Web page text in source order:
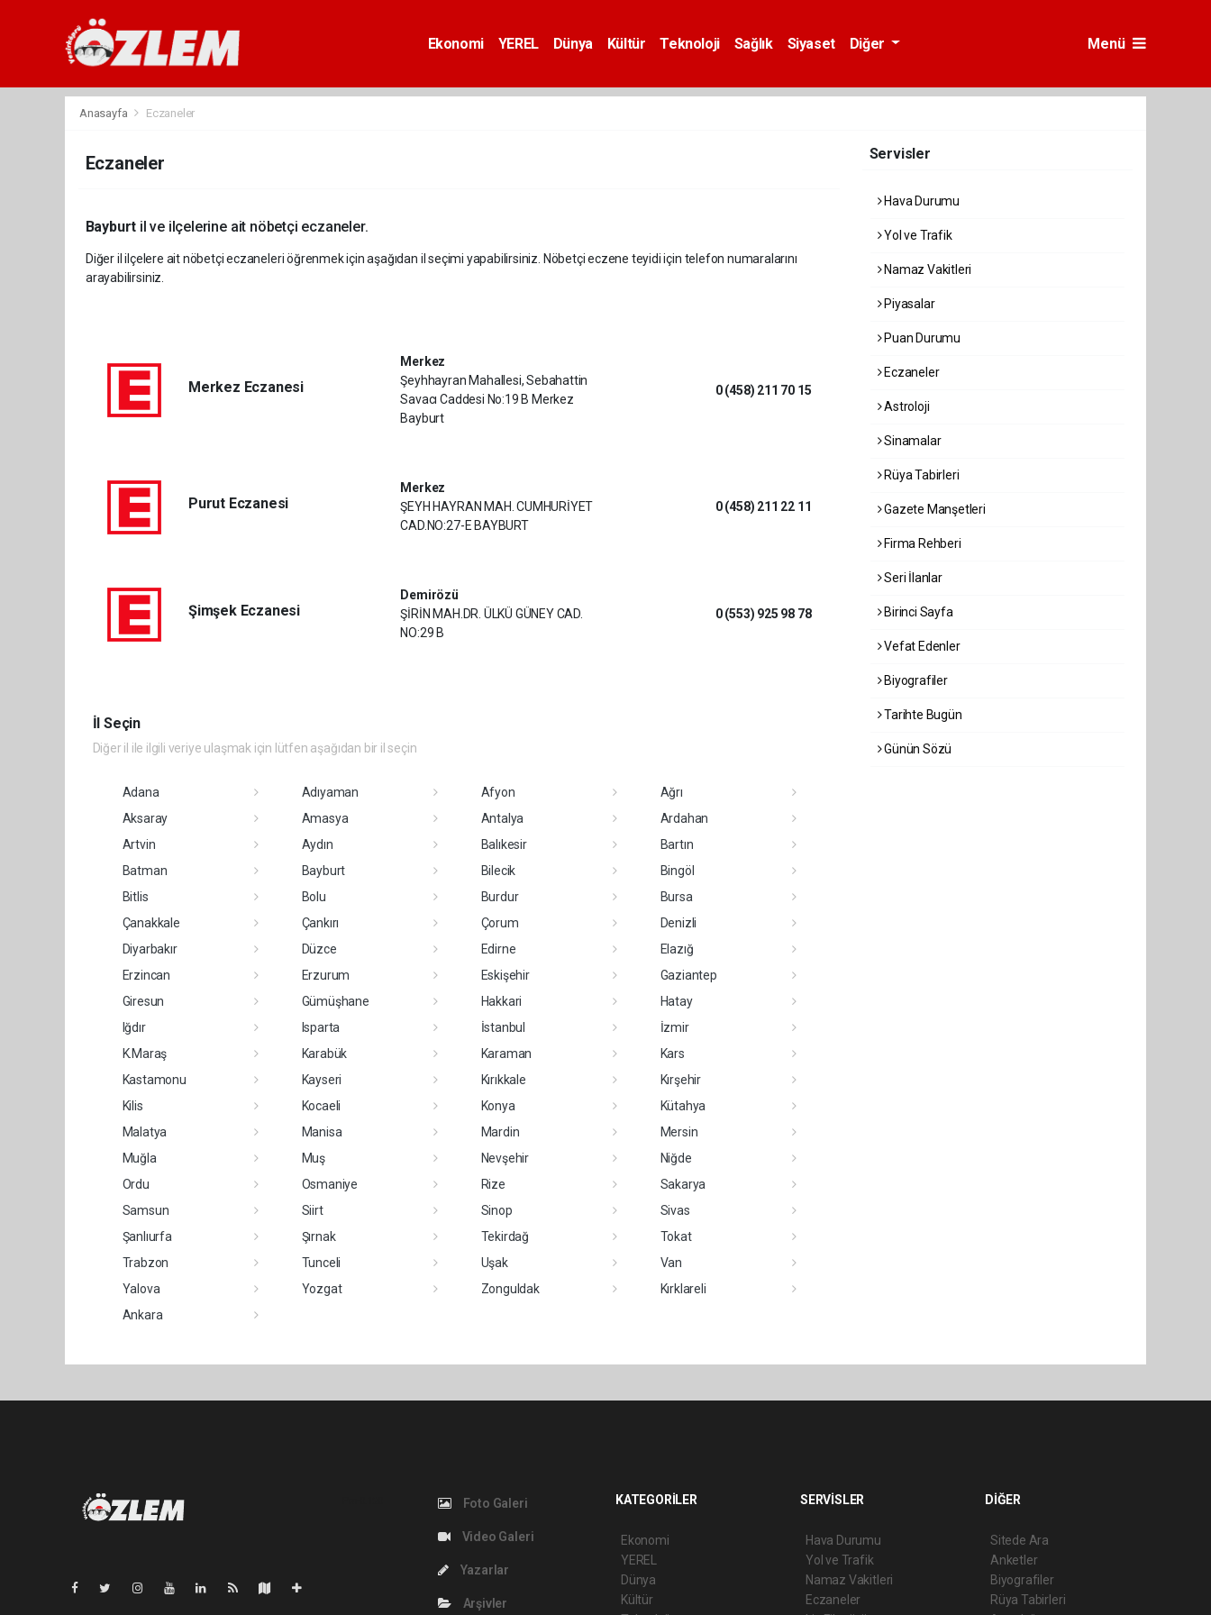
Ekonomi YEREL Dünya Kültür Teknoloji Sağlık Siyaset Diğer Menü
Anasayfa Eczaneler
Eczaneler
Bayburt il ve ilçelerine ait nöbetçi eczaneler.
Diğer il ilçelere ait nöbetçi eczaneleri öğrenmek için aşağıdan il seçimi yapabilirsiniz. Nöbetçi eczene teyidi için telefon numaralarını
arayabilirsiniz.
Merkez Eczanesi
Merkez
Şeyhhayran Mahallesi, Sebahattin
Savacı Caddesi No:19 B Merkez
Bayburt
0 (458) 211 70 15
Purut Eczanesi
Merkez
ŞEYH HAYRAN MAH. CUMHURİYET
CAD.NO:27-E BAYBURT
0 (458) 211 22 11
Şimşek Eczanesi
Demirözü
ŞİRİN MAH.DR. ÜLKÜ GÜNEY CAD.
NO:29 B
0 (553) 925 98 78
İl Seçin
Diğer il ile ilgili veriye ulaşmak için lütfen aşağıdan bir il seçin
Adana Adıyaman Afyon
Ağrı
Aksaray
Amasya Antalya
Ardahan
Artvin
Aydın Balıkesir
Bartın
Batman
Bayburt Bilecik
Bingöl
Bitlis
Bolu Burdur
Bursa
Çanakkale
Çankırı Çorum
Denizli
Diyarbakır
Düzce Edirne
Elazığ
Erzincan
Erzurum Eskişehir
Gaziantep
Giresun
Gümüşhane Hakkari
Hatay
Iğdır
Isparta İstanbul
İzmir
K.Maraş
Karabük Karaman
Kars
Kastamonu
Kayseri Kırıkkale
Kırşehir
Kilis
Kocaeli Konya
Kütahya
Malatya
Manisa Mardin
Mersin
Muğla
Muş Nevşehir
Niğde
Ordu
Osmaniye Rize
Sakarya
Samsun
Siirt Sinop
Sivas
Şanlıurfa
Şırnak Tekirdağ
Tokat
Trabzon
Tunceli Uşak
Van
Yalova
Yozgat Zonguldak
Kırklareli
Ankara
Servisler
Hava Durumu
Yol ve Trafik
Namaz Vakitleri
Piyasalar
Puan Durumu
Eczaneler
Astroloji
Sinamalar
Rüya Tabirleri
Gazete Manşetleri
Firma Rehberi
Seri İlanlar
Birinci Sayfa
Vefat Edenler
Biyografiler
Tarihte Bugün
Günün Sözü
Foto Galeri
Video Galeri
Yazarlar
Arşivler
KATEGORİLER
Ekonomi
YEREL
Dünya
Kültür
SERVİSLER
Hava Durumu
Yol ve Trafik
Namaz Vakitleri
Eczaneler
DİĞER
Sitede Ara
Anketler
Biyografiler
Rüya Tabirleri